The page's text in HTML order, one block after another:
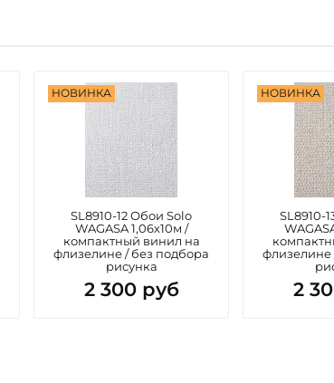
НОВИНКА
SL8910-12 Обои Solo
WAGASA 1,06х10м /
компактный винил на
флизелине / без подбора
рисунка
2 300 руб
НОВИНКА
SL8910-
флизелине
2